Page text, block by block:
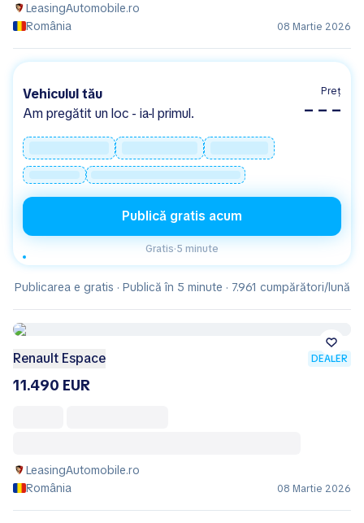
LeasingAutomobile.ro
România
08 Martie 2026
Vehiculul tău
Am pregătit un loc - ia-l primul.
Preț
– – –
Publică gratis acum
Gratis·5 minute
Publicarea e gratis · Publică în 5 minute · 7.961 cumpărători/lună
Renault Espace DEALER
11.490 EUR
LeasingAutomobile.ro
România
08 Martie 2026